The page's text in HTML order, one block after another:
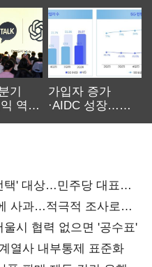
기
역대
가입자 증가
·AIDC 성장…
택' 대상…민주당 대표로
사과…적극적 조사로
시 협력 없으면 '공수표'
열사 내부통제 표준화